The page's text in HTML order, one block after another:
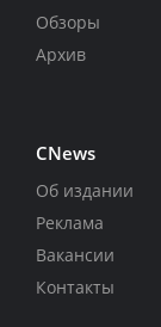
Обзоры
Архив
CNews
Об издании
Реклама
Вакансии
Контакты